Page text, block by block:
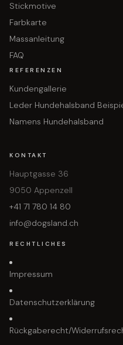
Stickmotive
Farbkarte
Massanleitung
FAQ
REFERENZEN
Kundengallerie
Leder Hundehalsband
Namens Hundehalsband
KONTAKT
Hauptgasse 36
9050 Appenzell
+41 71 780 14 80
info@dogsland.ch
RECHTLICHES
Impressum
Datenschutzerklärung
Rückgaberecht/